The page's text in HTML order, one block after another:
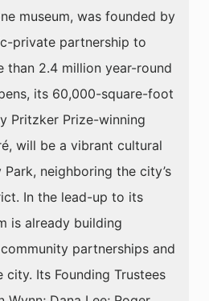
museum, was founded by
private partnership to
than 2.4 million year-round
its 60,000-square-foot
Pritzker Prize-winning
will be a vibrant cultural
neighboring the city’s
In the lead-up to its
is already building
partnerships and
city. Its Founding Trustees